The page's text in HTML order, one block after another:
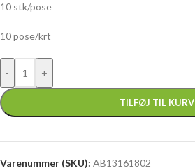
10 stk/pose
10 pose/krt
TILFØJ TIL KURV
Varenummer (SKU): AB13161802